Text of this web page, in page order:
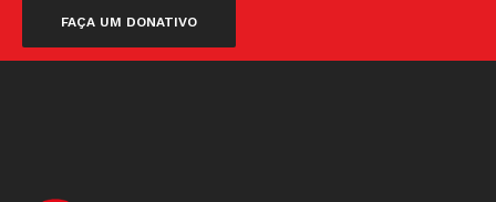
FAÇA UM DONATIVO